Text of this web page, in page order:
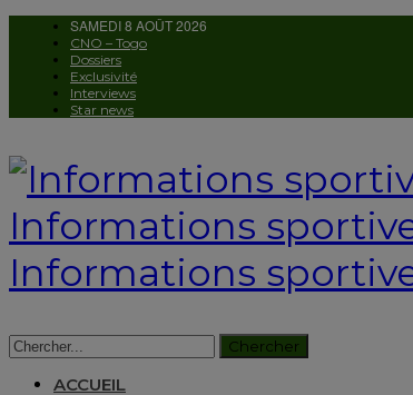
SAMEDI 8 AOÛT 2026
CNO – Togo
Dossiers
Exclusivité
Interviews
Star news
Informations
Informations
ACCUEIL